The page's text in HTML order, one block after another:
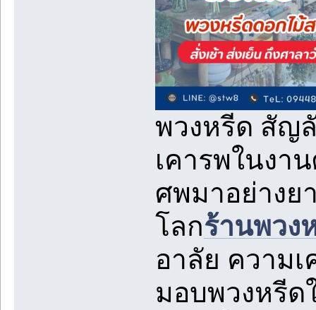
พวงหรีด สัญ
เคารพในง
ศพมาอย่างย
โลกร้านพวง
อาลัย ความ
มอบพวงหรีด